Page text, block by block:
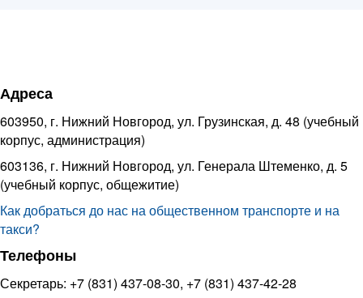
Адреса
603950, г. Нижний Новгород, ул. Грузинская, д. 48 (учебный
корпус, администрация)
603136, г. Нижний Новгород, ул. Генерала Штеменко, д. 5
(учебный корпус, общежитие)
Как добраться до нас на общественном транспорте и на
такси?
Телефоны
Секретарь: +7 (831) 437-08-30, +7 (831) 437-42-28